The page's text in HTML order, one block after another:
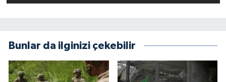
Bunlar da ilginizi çekebilir